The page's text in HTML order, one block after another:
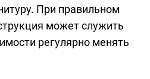
При правильном
может служить
регулярно менять